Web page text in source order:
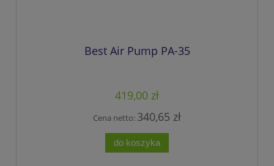
Best Air Pump PA-35
419,00 zł
Cena netto: 340,65 zł
do koszyka